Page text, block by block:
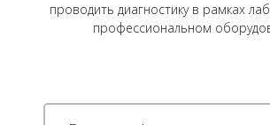
проводить диагностику в рамках
профессиональном